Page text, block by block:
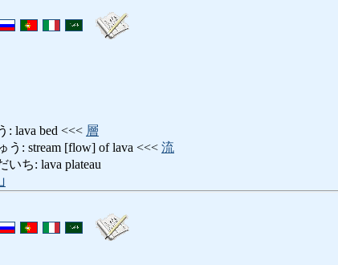
: lava bed <<< 層
: stream [flow] of lava <<< 流
ち: lava plateau